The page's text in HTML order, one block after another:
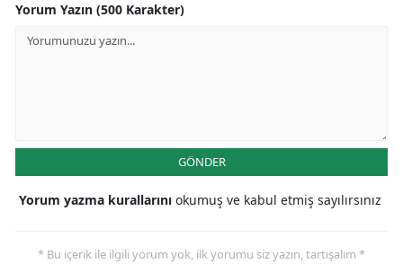
Yorum Yazın (500 Karakter)
GÖNDER
Yorum yazma kurallarını okumuş ve kabul etmiş sayılırsınız
* Bu içerik ile ilgili yorum yok, ilk yorumu siz yazın, tartışalım *